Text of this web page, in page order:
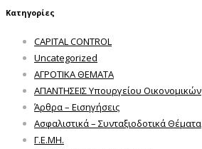
Κατηγορίες
CAPITAL CONTROL
Uncategorized
ΑΓΡΟΤΙΚΑ ΘΕΜΑΤΑ
ΑΠΑΝΤΗΣΕΙΣ Υπουργείου Οικονομικών
Άρθρα – Εισηγήσεις
Ασφαλιστικά – Συνταξιοδοτικά Θέματα
Γ.Ε.ΜΗ.